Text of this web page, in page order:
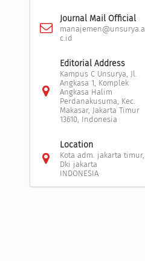
Journal Mail Official
manajemen@unsurya.a
c.id
Editorial Address
Kampus C Unsurya, Jl.
Angkasa 1, Komplek
Angkasa Halim
Perdanakusuma, Kec.
Makasar, Jakarta Timur
13610, Indonesia
Location
Kota adm. jakarta timur,
Dki jakarta
INDONESIA